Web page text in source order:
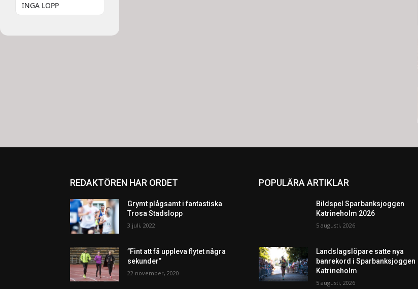
INGA LOPP
REDAKTÖREN HAR ORDET
Grymt plågsamt i fantastiska
Trosa Stadslopp
3 juli, 2022
”Fint att få uppleva flytet några
sekunder”
22 november, 2020
POPULÄRA ARTIKLAR
Bildspel Sparbanksjoggen
Katrineholm 2026
5 augusti, 2026
Landslagslöpare satte nya
banrekord i Sparbanksjoggen
Katrineholm
5 augusti, 2026